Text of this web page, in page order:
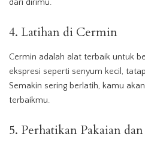
dari dirimu.
4. Latihan di Cermin
Cermin adalah alat terbaik untuk
ekspresi seperti senyum kecil,
Semakin sering berlatih, kamu
terbaikmu.
5. Perhatikan Pakaian